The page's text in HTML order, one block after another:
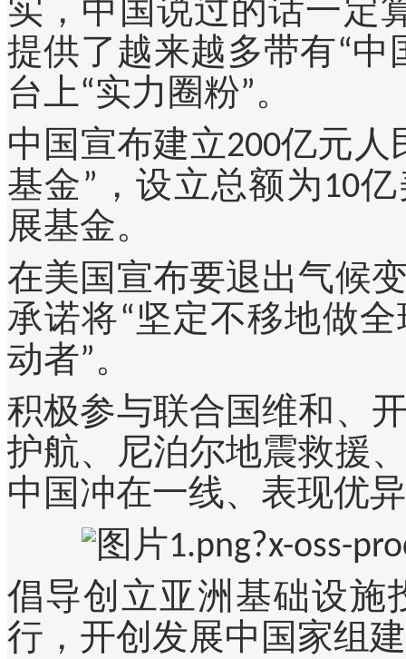
实，中国说过的话一定
提供了越来越多带有“中
台上“实力圈粉”。
中国宣布建立200亿元
基金”，设立总额为10
展基金。
在美国宣布要退出气候
承诺将“坚定不移地做
动者”。
积极参与联合国维和、
护航、尼泊尔地震救援
中国冲在一线、表现优
倡导创立亚洲基础设施
行，开创发展中国家组